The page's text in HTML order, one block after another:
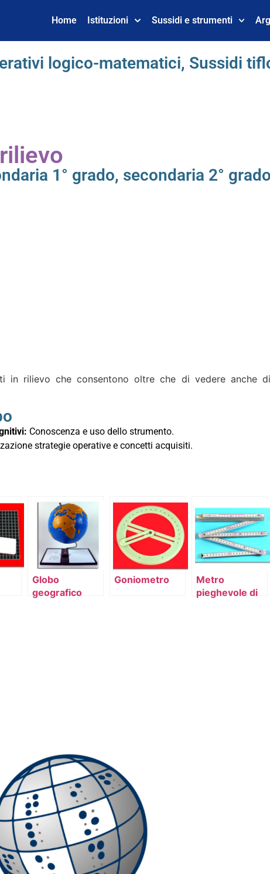
Home Istituzioni Sussidi e strumenti
logico-matematici, Sussidi
1° grado, secondaria 2° grado
in rilievo che consentono oltre che di vedere anche
Conoscenza e uso dello strumento.
strategie operative e concetti acquisiti.
Globo
geografico
Goniometro
Metro
pieghevole di